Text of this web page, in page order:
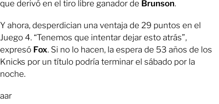
que derivó en el tiro libre ganador de Brunson.
Y ahora, desperdician una ventaja de 29 puntos en el
Juego 4. “Tenemos que intentar dejar esto atrás”,
expresó Fox. Si no lo hacen, la espera de 53 años de los
Knicks por un título podría terminar el sábado por la
noche.
aar